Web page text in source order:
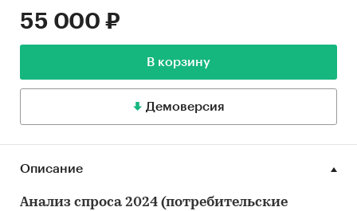
55 000 ₽
В корзину
Демоверсия
Описание
Анализ спроса 2024 (потребительские